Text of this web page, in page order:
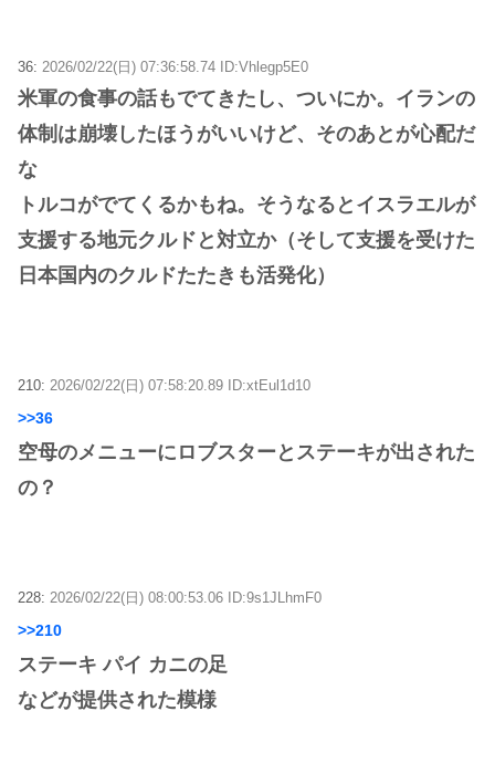
36: 2026/02/22(日) 07:36:58.74 ID:Vhlegp5E0
米軍の食事の話もでてきたし、ついにか。イランの
体制は崩壊したほうがいいけど、そのあとが心配だ
な
トルコがでてくるかもね。そうなるとイスラエルが
支援する地元クルドと対立か（そして支援を受けた
日本国内のクルドたたきも活発化）
210: 2026/02/22(日) 07:58:20.89 ID:xtEul1d10
>>36
空母のメニューにロブスターとステーキが出された
の？
228: 2026/02/22(日) 08:00:53.06 ID:9s1JLhmF0
>>210
ステーキ パイ カニの足
などが提供された模様